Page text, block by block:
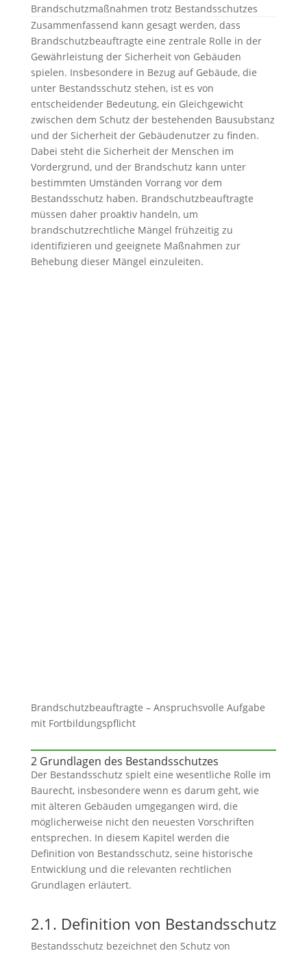
Brandschutzmaßnahmen trotz Bestandsschutzes
Zusammenfassend kann gesagt werden, dass
Brandschutzbeauftragte eine zentrale Rolle in der
Gewährleistung der Sicherheit von Gebäuden
spielen. Insbesondere in Bezug auf Gebäude, die
unter Bestandsschutz stehen, ist es von
entscheidender Bedeutung, ein Gleichgewicht
zwischen dem Schutz der bestehenden Bausubstanz
und der Sicherheit der Gebäudenutzer zu finden.
Dabei steht die Sicherheit der Menschen im
Vordergrund, und der Brandschutz kann unter
bestimmten Umständen Vorrang vor dem
Bestandsschutz haben. Brandschutzbeauftragte
müssen daher proaktiv handeln, um
brandschutzrechtliche Mängel frühzeitig zu
identifizieren und geeignete Maßnahmen zur
Behebung dieser Mängel einzuleiten.
Brandschutzbeauftragte – Anspruchsvolle Aufgabe
mit Fortbildungspflicht
2 Grundlagen des Bestandsschutzes
Der Bestandsschutz spielt eine wesentliche Rolle im
Baurecht, insbesondere wenn es darum geht, wie
mit älteren Gebäuden umgegangen wird, die
möglicherweise nicht den neuesten Vorschriften
entsprechen. In diesem Kapitel werden die
Definition von Bestandsschutz, seine historische
Entwicklung und die relevanten rechtlichen
Grundlagen erläutert.
2.1. Definition von Bestandsschutz
Bestandsschutz bezeichnet den Schutz von